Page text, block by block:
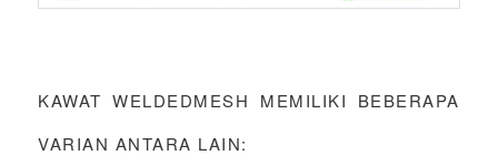
KAWAT WELDEDMESH MEMILIKI BEBERAPA
VARIAN ANTARA LAIN: